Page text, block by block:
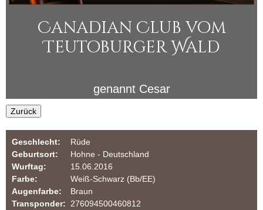
i
Z
u
c
h
Canadian Club vom
Teutoburger Wald
genannt Cesar
Zurück
Geschlecht:
Rüde
Geburtsort:
Hohne - Deutschland
Wurftag:
15.06.2016
Farbe:
Weiß-Schwarz (Bb/EE)
Augenfarbe:
Braun
Transponder:
276094500460812